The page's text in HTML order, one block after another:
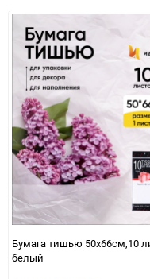
Особые условия
Минимальное количество
Количество в коробке
Единица измерения
Бумага тишью 50х66см,10 лист.
белый